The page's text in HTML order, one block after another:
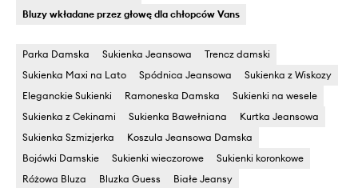
Bluzy wkładane przez głowę dla chłopców Vans
Parka Damska Sukienka Jeansowa
Trencz damski
Sukienka Maxi na Lato
Spódnica Jeansowa
Sukienka z Wiskozy
Eleganckie Sukienki
Ramoneska Damska
Sukienki na wesele
Sukienka z Cekinami
Sukienka Bawełniana
Kurtka Jeansowa
Sukienka Szmizjerka
Koszula Jeansowa Damska
Bojówki Damskie
Sukienki wieczorowe
Sukienki koronkowe
Różowa Bluza
Bluzka Guess Białe Jeansy